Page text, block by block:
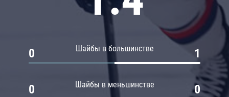
Шайбы в большинстве
0 1
Шайбы в меньшинстве
0 0